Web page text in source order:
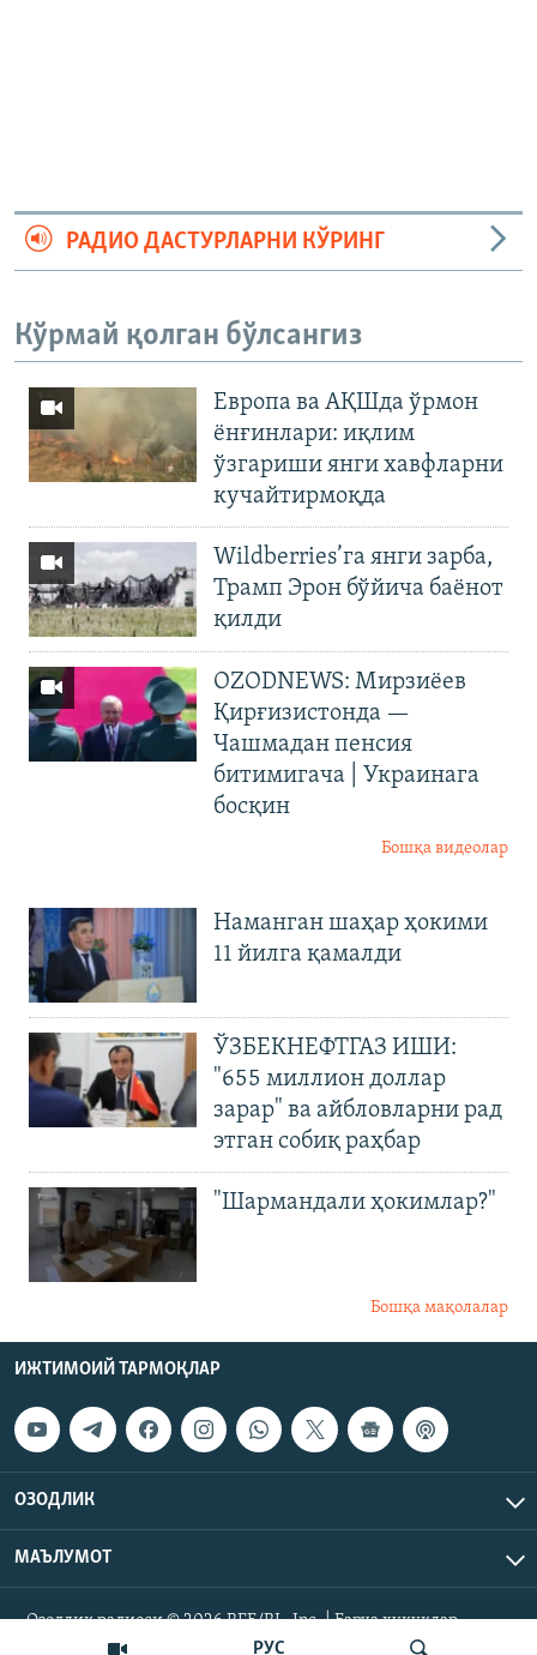
РУС
РАДИО ДАСТУРЛАРНИ КЎРИНГ
Кўрмай қолган бўлсангиз
Европа ва АҚШда ўрмон
ёнғинлари: иқлим
ўзгариши янги хавфларни
кучайтирмоқда
Wildberries’га янги зарба,
Трамп Эрон бўйича баёнот
қилди
OZODNEWS: Мирзиёев
Қирғизистонда —
Чашмадан пенсия
битимигача | Украинага
босқин
Бошқа видеолар
Наманган шаҳар ҳокими
11 йилга қамалди
ЎЗБЕКНЕФТГАЗ ИШИ:
"655 миллион доллар
зарар" ва айбловларни рад
этган собиқ раҳбар
"Шармандали ҳокимлар?"
Бошқа мақолалар
ИЖТИМОИЙ ТАРМОҚЛАР
ОЗОДЛИК
МАЪЛУМОТ
Озодлик радиоси © 2026 RFE/RL, Inc. | Барча ҳуқуқлар
ҳимояланган.